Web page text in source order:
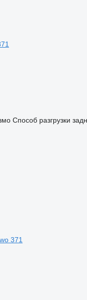
Способ разгрузки
371